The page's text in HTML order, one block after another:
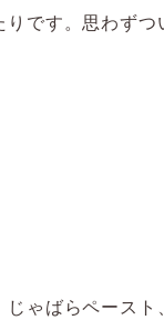
です。思わずつ
ゃばらペースト